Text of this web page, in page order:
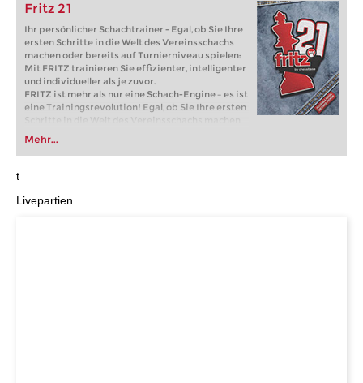
Fritz 21
Ihr persönlicher Schachtrainer - Egal, ob Sie Ihre
ersten Schritte in die Welt des Vereinsschachs
machen oder bereits auf Turnierniveau spielen:
Mit FRITZ trainieren Sie effizienter, intelligenter
und individueller als je zuvor.
FRITZ ist mehr als nur eine Schach-Engine – es ist
eine Trainingsrevolution! Egal, ob Sie Ihre ersten
Schritte in die Welt des Vereinsschachs machen
oder bereits auf Turnierniveau spielen: Mit
FRITZ trainieren Sie effizienter, intelligenter und
individueller als je zuvor.
Mehr...
t
Livepartien